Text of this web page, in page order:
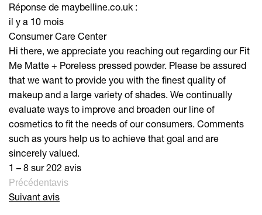
Réponse de maybelline.co.uk :
il y a 10 mois
Consumer Care Center
Hi there, we appreciate you reaching out regarding our Fit
Me Matte + Poreless pressed powder. Please be assured
that we want to provide you with the finest quality of
makeup and a large variety of shades. We continually
evaluate ways to improve and broaden our line of
cosmetics to fit the needs of our consumers. Comments
such as yours help us to achieve that goal and are
sincerely valued.
1 – 8 sur 202 avis
Précédentavis
Suivant avis